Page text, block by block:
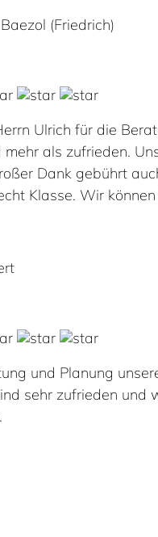
(Friedrich)
Ulrich für die
als zufrieden.
Dank gebührt
Klasse. Wir
und Planung
sehr zufrieden und